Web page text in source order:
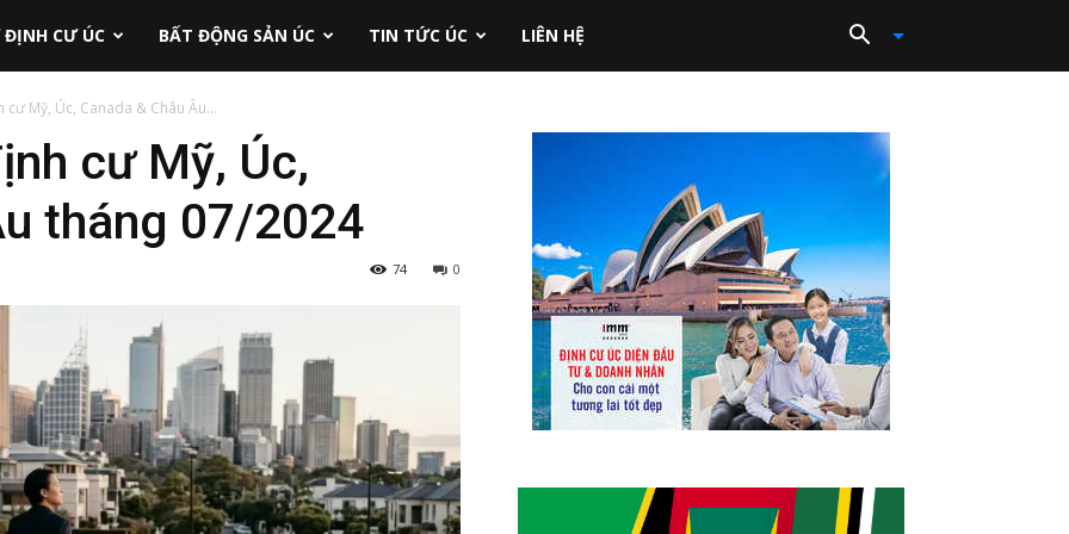
CƯ ÚC BẤT ĐỘNG SẢN ÚC TIN TỨC ÚC LIÊN HỆ
Mỹ, Úc, Canada & Châu Âu...
cư Mỹ, Úc,
tháng 07/2024
0
74